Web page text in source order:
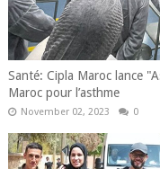
Santé: Cipla Maroc lance
Maroc pour l’asthme
November 02, 2023 0